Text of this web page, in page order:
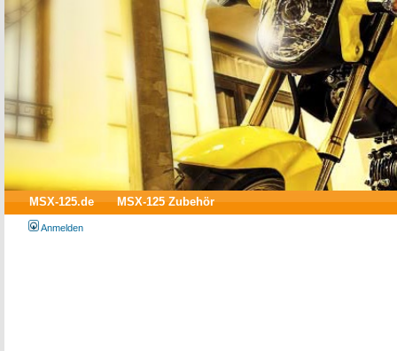
MSX-125.de MSX-125 Zubehör
Anmelden